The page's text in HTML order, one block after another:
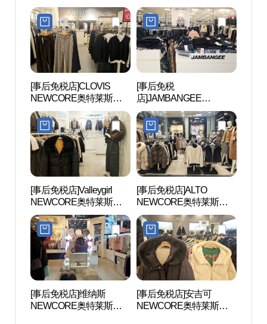
本店(마인드브릿지 뉴코
아아울렛 산본점)
本店(뱅뱅 뉴코아아울렛
산본점)
[事后免税店]CLOVIS
NEWCORE奥特莱斯山
本店(클라비스 뉴코아아
울렛 산본점)
[事后免税
店]JAMBANGEE
NEWCORE奥特莱斯山
本店(잠뱅이 뉴코아아울
렛 산본점)
[事后免税店]Valleygirl
NEWCORE奥特莱斯山
本店(밸리걸 뉴코아아울
렛 산본점)
[事后免税店]ALTO
NEWCORE奥特莱斯山
本店(알토 뉴코아아울렛
산본점)
[事后免税店]维纳斯
NEWCORE奥特莱斯山
[事后免税店]安吉可
NEWCORE奥特莱斯山